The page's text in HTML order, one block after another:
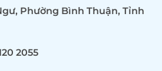
Phường Bình Thuận, Tỉnh
2055